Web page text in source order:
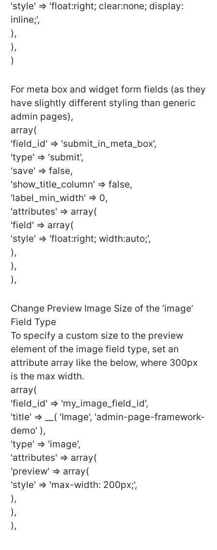
'style' => 'float:right; clear:none; display:
inline;',
),
),
)
For meta box and widget form fields (as they
have slightly different styling than generic
admin pages),
array(
'field_id' => 'submit_in_meta_box',
'type' => 'submit',
'save' => false,
'show_title_column' => false,
'label_min_width' => 0,
'attributes' => array(
'field' => array(
'style' => 'float:right; width:auto;',
),
),
),
Change Preview Image Size of the ‘image’
Field Type
To specify a custom size to the preview
element of the image field type, set an
attribute array like the below, where 300px
is the max width.
array(
'field_id' => 'my_image_field_id',
'title' => __( 'Image', 'admin-page-framework-
demo' ),
'type' => 'image',
'attributes' => array(
'preview' => array(
'style' => 'max-width: 200px;',
),
),
),